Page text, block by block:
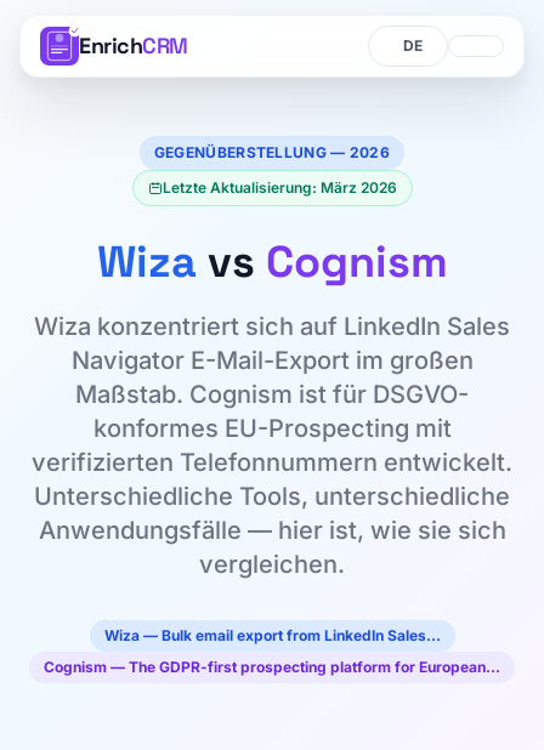
EnrichCRM Sprache
Sprache
GEGENÜBERSTELLUNG — 2026
Letzte Aktualisierung: März 2026
Wiza vs Cognism
Wiza konzentriert sich auf LinkedIn Sales
Navigator E-Mail-Export im großen
Maßstab. Cognism ist für DSGVO-
konformes EU-Prospecting mit
verifizierten Telefonnummern entwickelt.
Unterschiedliche Tools, unterschiedliche
Anwendungsfälle — hier ist, wie sie sich
vergleichen.
Wiza — Bulk email export from LinkedIn Sales…
Cognism — The GDPR-first prospecting platform for European…